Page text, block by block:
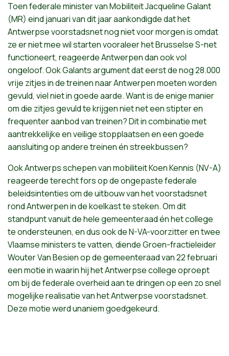
Toen federale minister van Mobiliteit Jacqueline Galant
(MR) eind januari van dit jaar aankondigde dat het
Antwerpse voorstadsnet nog niet voor morgen is omdat
ze er niet mee wil starten vooraleer het Brusselse S-net
functioneert, reageerde Antwerpen dan ook vol
ongeloof. Ook Galants argument dat eerst de nog 28.000
vrije zitjes in de treinen naar Antwerpen moeten worden
gevuld, viel niet in goede aarde. Want is de enige manier
om die zitjes gevuld te krijgen niet net een stipter en
frequenter aanbod van treinen? Dit in combinatie met
aantrekkelijke en veilige stopplaatsen en een goede
aansluiting op andere treinen én streekbussen?
Ook Antwerps schepen van mobiliteit Koen Kennis (NV-A)
reageerde terecht fors op de ongepaste federale
beleidsintenties om de uitbouw van het voorstadsnet
rond Antwerpen in de koelkast te steken. Om dit
standpunt vanuit de hele gemeenteraad én het college
te ondersteunen, en dus ook de N-VA-voorzitter en twee
Vlaamse ministers te vatten, diende Groen-fractieleider
Wouter Van Besien op de gemeenteraad van 22 februari
een motie in waarin hij het Antwerpse college oproept
om bij de federale overheid aan te dringen op een zo snel
mogelijke realisatie van het Antwerpse voorstadsnet.
Deze motie werd unaniem goedgekeurd.